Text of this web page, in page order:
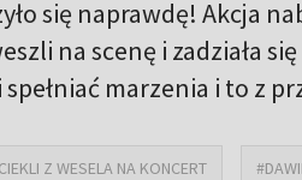
się naprawdę! Akcja
na scenę i zadziała
marzenia i to z
Z WESELA NA KONCERT